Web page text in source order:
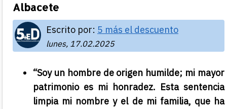
Albacete
Escrito por: 5 más el descuento
lunes, 17.02.2025
“Soy un hombre de origen humilde; mi mayor
patrimonio es mi honradez. Esta sentencia
limpia mi nombre y el de mi familia, que ha